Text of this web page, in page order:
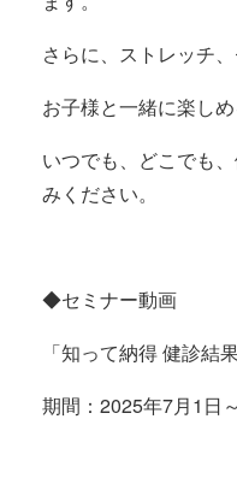
さらに、ストレッチ
お子様と一緒に楽しめ
いつでも、どこでも
みください。
◆セミナー動画
「知って納得 健診
期間：2025年7月1日